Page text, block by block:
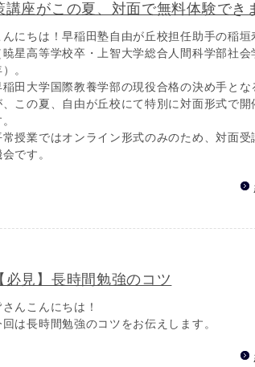
講座がこの夏、対面で無料体験でき
んにちは！早稲田塾自由が丘校担任助手の稲垣
暁星高等学校卒・上智大学総合人間科学部社会
。
稲田大学国際教養学部の現役合格の決め手とな
、この夏、自由が丘校にて特別に対面形式で開
常授業ではオンライン形式のみのため、対面受
です。
必見】長時間勉強のコツ
さんこんにちは！
回は長時間勉強のコツをお伝えします。